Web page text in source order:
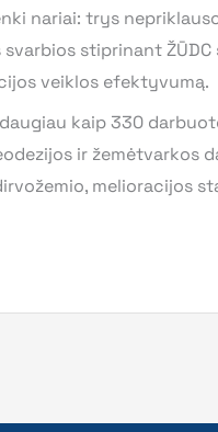
nariai: trys
stiprinant
veiklos efektyvumą.
kaip 330
ir žemėtvarkos
melioracijos